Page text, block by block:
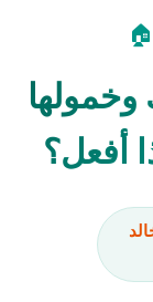
وخمولها
أفعل؟